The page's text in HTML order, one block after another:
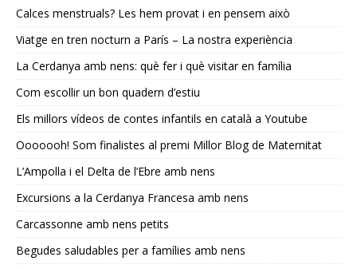
Calces menstruals? Les hem provat i en pensem això
Viatge en tren nocturn a París – La nostra experiència
La Cerdanya amb nens: què fer i què visitar en família
Com escollir un bon quadern d’estiu
Els millors vídeos de contes infantils en català a Youtube
Ooooooh! Som finalistes al premi Millor Blog de Maternitat
L’Ampolla i el Delta de l’Ebre amb nens
Excursions a la Cerdanya Francesa amb nens
Carcassonne amb nens petits
Begudes saludables per a famílies amb nens